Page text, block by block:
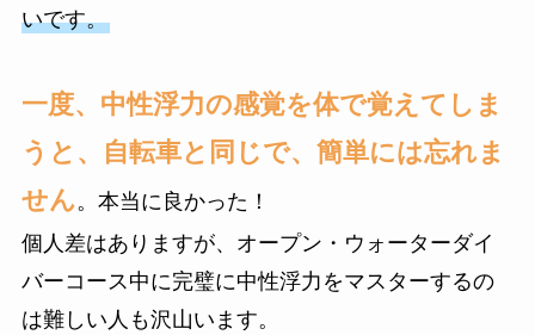
いです。
一度、中性浮力の感覚を体で覚えてしま
うと、自転車と同じで、簡単には忘れま
せん。本当に良かった！
個人差はありますが、オープン・ウォーターダイ
バーコース中に完璧に中性浮力をマスターするの
は難しい人も沢山います。